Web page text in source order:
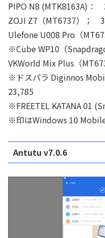
PIPO N8 (MTK8163A)：
ZOJI Z7（MT6737）；
Ulefone U008 Pro（
※Cube WP10（
VKWorld Mix Plus（
※ドスパラ Diginnos
23,785
※FREETEL KATANA 01
※印はWindows 10
Antutu v7.0.6